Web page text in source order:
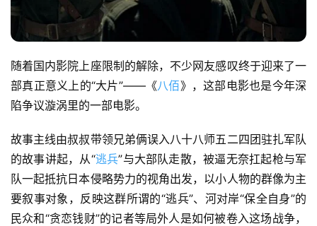
随着国内影院上座限制的解除，不少网友感叹终于迎来了一
部真正意义上的“大片”——《八佰》，这部电影也是今年深
陷争议漩涡里的一部电影。
故事主线由叔叔带领兄弟俩误入八十八师五二四团驻扎军队
的故事讲起，从“逃兵”与大部队走散，被逼无奈扛起枪与军
队一起抵抗日本侵略势力的视角出发，以小人物的群像为主
要叙事对象，反映这群所谓的“逃兵”、河对岸“保全自身”的
民众和“贪恋钱财”的记者等局外人是如何被卷入这场战争，